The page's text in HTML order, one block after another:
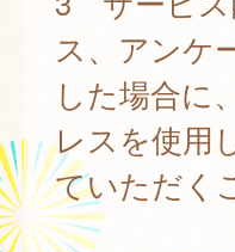
ス、アンケ
した場合に
レスを使用
ていただく